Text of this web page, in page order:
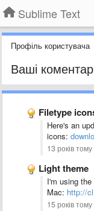
Sublime Text
Профіль користувача
Ваші
Filetype
Here's an
icons:
13 років тому
Light theme
I'm using
Mac: http://
15 років тому